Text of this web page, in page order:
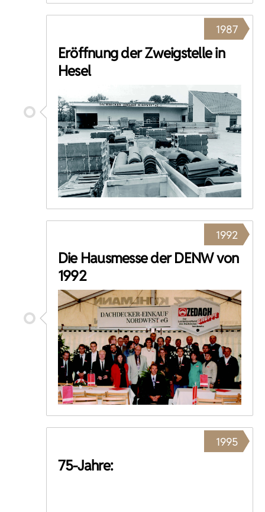
1987
Eröffnung der Zweigstelle in
Hesel
1992
Die Hausmesse der DENW von
1992
1995
75-Jahre: